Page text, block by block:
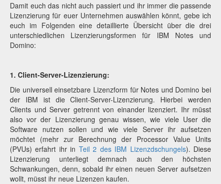
Damit euch das nicht auch passiert und ihr immer die passende
Lizenzierung für euer Unternehmen auswählen könnt, gebe ich
euch im Folgenden eine detaillierte Übersicht über die drei
unterschiedlichen Lizenzierungsformen für IBM Notes und
Domino:
1. Client-Server-Lizenzierung:
Die universell einsetzbare Lizenzform für Notes und Domino bei
der IBM ist die Client-Server-Lizenzierung. Hierbei werden
Clients und Server getrennt von einander lizenziert. Ihr müsst
also vor der Lizenzierung genau wissen, wie viele User die
Software nutzen sollen und wie viele Server ihr aufsetzen
möchtet (mehr zur Berechnung der Processor Value Units
(PVUs) erfahrt ihr in Teil 2 des IBM Lizenzdschungels). Diese
Lizenzierung unterliegt demnach auch den höchsten
Schwankungen, denn, sobald ihr einen neuen Server aufsetzen
wollt, müsst ihr neue Lizenzen kaufen.